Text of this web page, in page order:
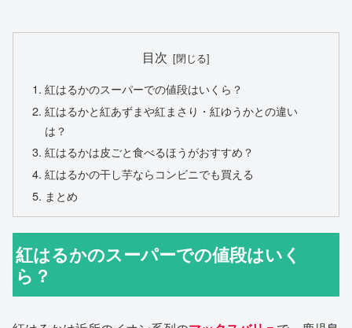
目次
紅はるかのスーパーでの値段はいくら？
紅はるかと紅あずまや紅まさり・紅ゆうかとの違い
は？
紅はるかは皮ごと食べるほうがおすすめ？
紅はるかの干し芋ならコンビニでも買える
まとめ
紅はるかのスーパーでの値段はいく
ら？